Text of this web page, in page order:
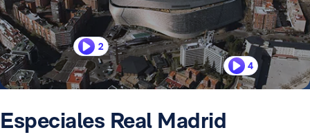
2
4
Especiales Real Madrid